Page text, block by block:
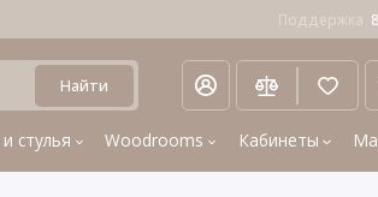
Поддержка
Найти
стулья Woodrooms Кабинеты